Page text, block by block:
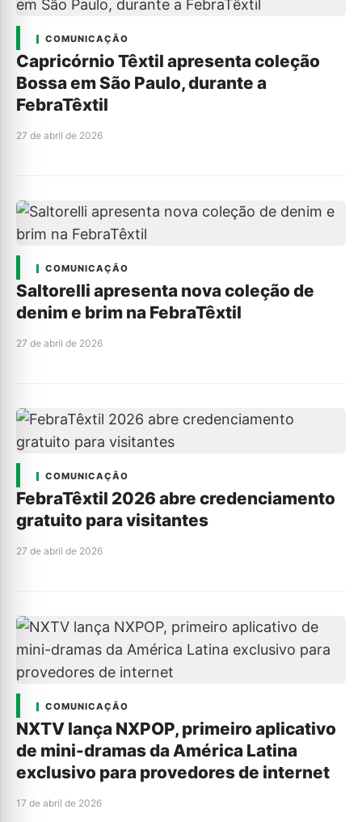
COMUNICAÇÃO
Capricórnio Têxtil apresenta coleção
Bossa em São Paulo, durante a
FebraTêxtil
27 de abril de 2026
COMUNICAÇÃO
Saltorelli apresenta nova coleção de
denim e brim na FebraTêxtil
27 de abril de 2026
COMUNICAÇÃO
FebraTêxtil 2026 abre credenciamento
gratuito para visitantes
27 de abril de 2026
COMUNICAÇÃO
NXTV lança NXPOP, primeiro aplicativo
de mini-dramas da América Latina
exclusivo para provedores de internet
17 de abril de 2026